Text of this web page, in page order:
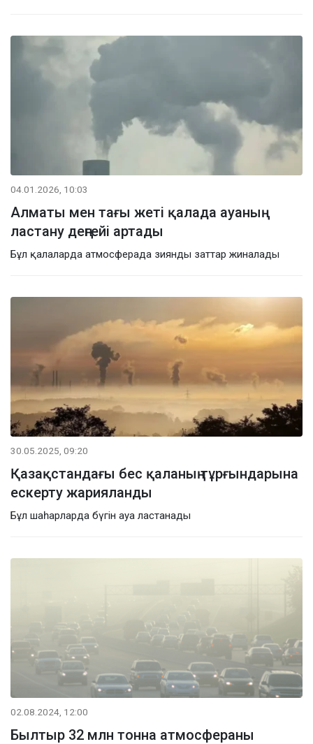
04.01.2026, 10:03
Алматы мен тағы жеті қалада ауаның
ластану деңгейі артады
Бұл қалаларда атмосферада зиянды заттар жиналады
30.05.2025, 09:20
Қазақстандағы бес қаланың тұрғындарына
ескерту жарияланды
Бұл шаһарларда бүгін ауа ластанады
02.08.2024, 12:00
Былтыр 32 млн тонна атмосфераны